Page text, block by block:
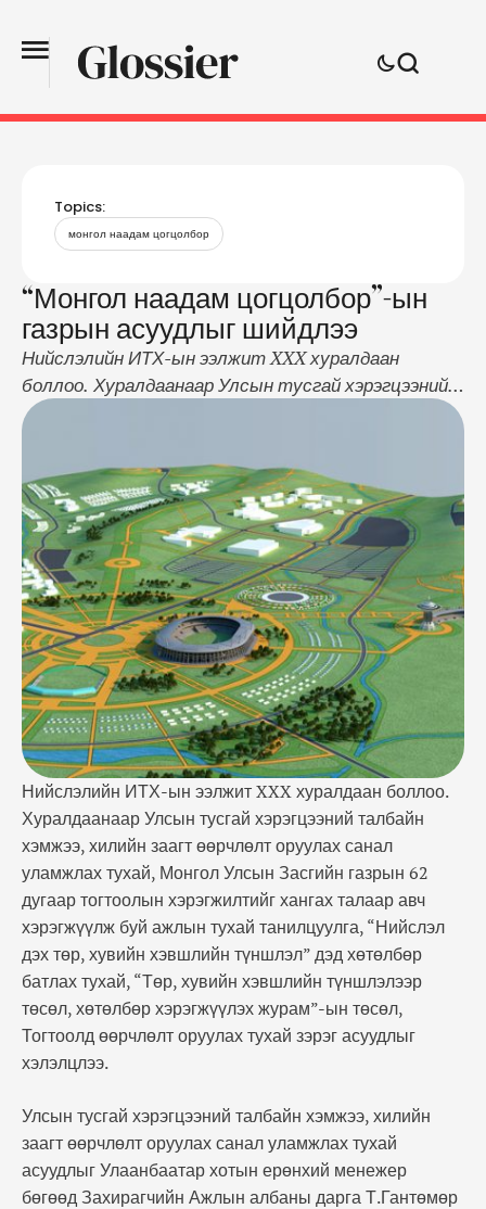
Topics:
монгол наадам цогцолбор
“Монгол наадам цогцолбор”-ын
газрын асуудлыг шийдлээ
Нийслэлийн ИТХ-ын ээлжит XXX хуралдаан
боллоо. Хуралдаанаар Улсын тусгай хэрэгцээний
талбайн хэмжээ, хилийн заагт өөрчлөлт оруулах
газрын 62 дугаар тогтоолын хэрэгжилтийг хангах
талаар авч хэрэгжүүлж буй ажлын тухай
танилцуулга, “Нийслэл дэх төр, хувийн хэвшлийн
түншлэл” дэд хөтөлбөр батлах тухай, “Төр,
хувийн хэвшлийн түншлэлээр төсөл, хөтөлбөр
хэрэгжүүлэх журам”-ын төсөл, Тогтоолд …
Нийслэлийн ИТХ-ын ээлжит XXX хуралдаан боллоо.
Хуралдаанаар Улсын тусгай хэрэгцээний талбайн
хэмжээ, хилийн заагт өөрчлөлт оруулах санал
уламжлах тухай, Монгол Улсын Засгийн газрын 62
дугаар тогтоолын хэрэгжилтийг хангах талаар авч
хэрэгжүүлж буй ажлын тухай танилцуулга, “Нийслэл
дэх төр, хувийн хэвшлийн түншлэл” дэд хөтөлбөр
батлах тухай, “Төр, хувийн хэвшлийн түншлэлээр
төсөл, хөтөлбөр хэрэгжүүлэх журам”-ын төсөл,
Тогтоолд өөрчлөлт оруулах тухай зэрэг асуудлыг
хэлэлцлээ.
Улсын тусгай хэрэгцээний талбайн хэмжээ, хилийн
заагт өөрчлөлт оруулах санал уламжлах тухай
асуудлыг Улаанбаатар хотын ерөнхий менежер
бөгөөд Захирагчийн Ажлын албаны дарга Т.Гантөмөр